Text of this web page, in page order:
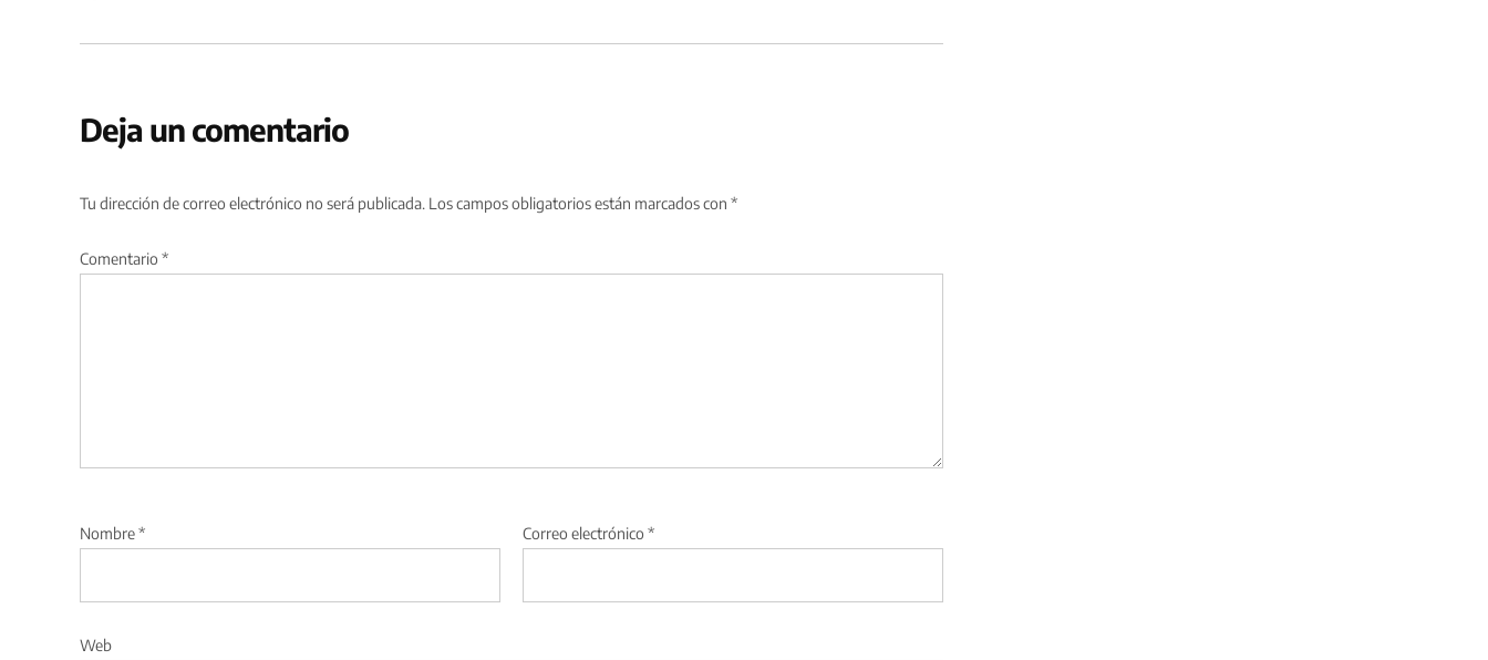
Deja un comentario
Tu dirección de correo electrónico no será publicada. Los campos obligatorios están marcados con *
Comentario *
Nombre* Correo electrónico *
Web